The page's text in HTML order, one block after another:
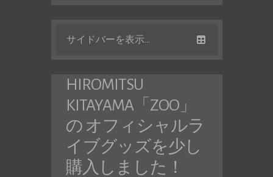
サイドバーを表示...
HIROMITSU
KITAYAMA「ZOO」
の オフィシャルラ
イブグッズを少し
購入しました！